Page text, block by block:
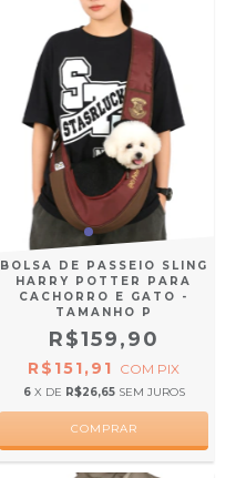
BOLSA DE PASSEIO SLING
HARRY POTTER PARA
CACHORRO E GATO -
TAMANHO P
R$159,90
R$151,91 COM PIX
6 X DE R$26,65 SEM JUROS